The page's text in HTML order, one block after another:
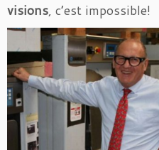
visions, c’est impossible!